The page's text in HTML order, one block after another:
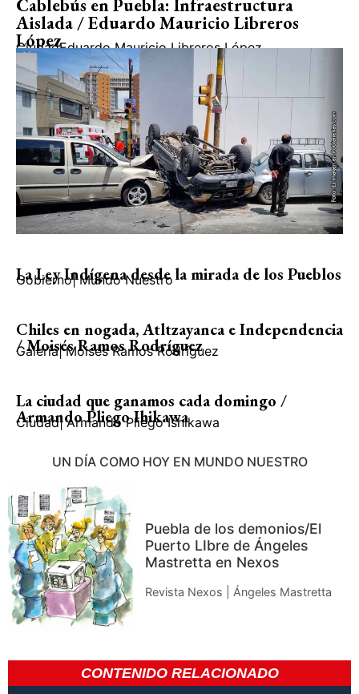
Cablebús en Puebla: Infraestructura
Aislada / Eduardo Mauricio Libreros
López
CiudadEduardo Mauricio Libreros López
La Ley Indígena desde la mirada de los Pueblos
Gobierno| Mundo Nuestro
Chiles en nogada, Atltzayanca e Independencia
/ Moisés Ramos Rodríguez
Galería| Moisés Ramos Rodríguez
La ciudad que ganamos cada domingo /
Armando Pliego Ihikawa
Ciudad| Armando Pliego Ishikawa
UN DÍA COMO HOY EN MUNDO NUESTRO
Puebla de los demonios/El
Puerto LIbre de Ángeles
Mastretta en Nexos
Revista Nexos | Ángeles Mastretta
CONTENIDO RELACIONADO